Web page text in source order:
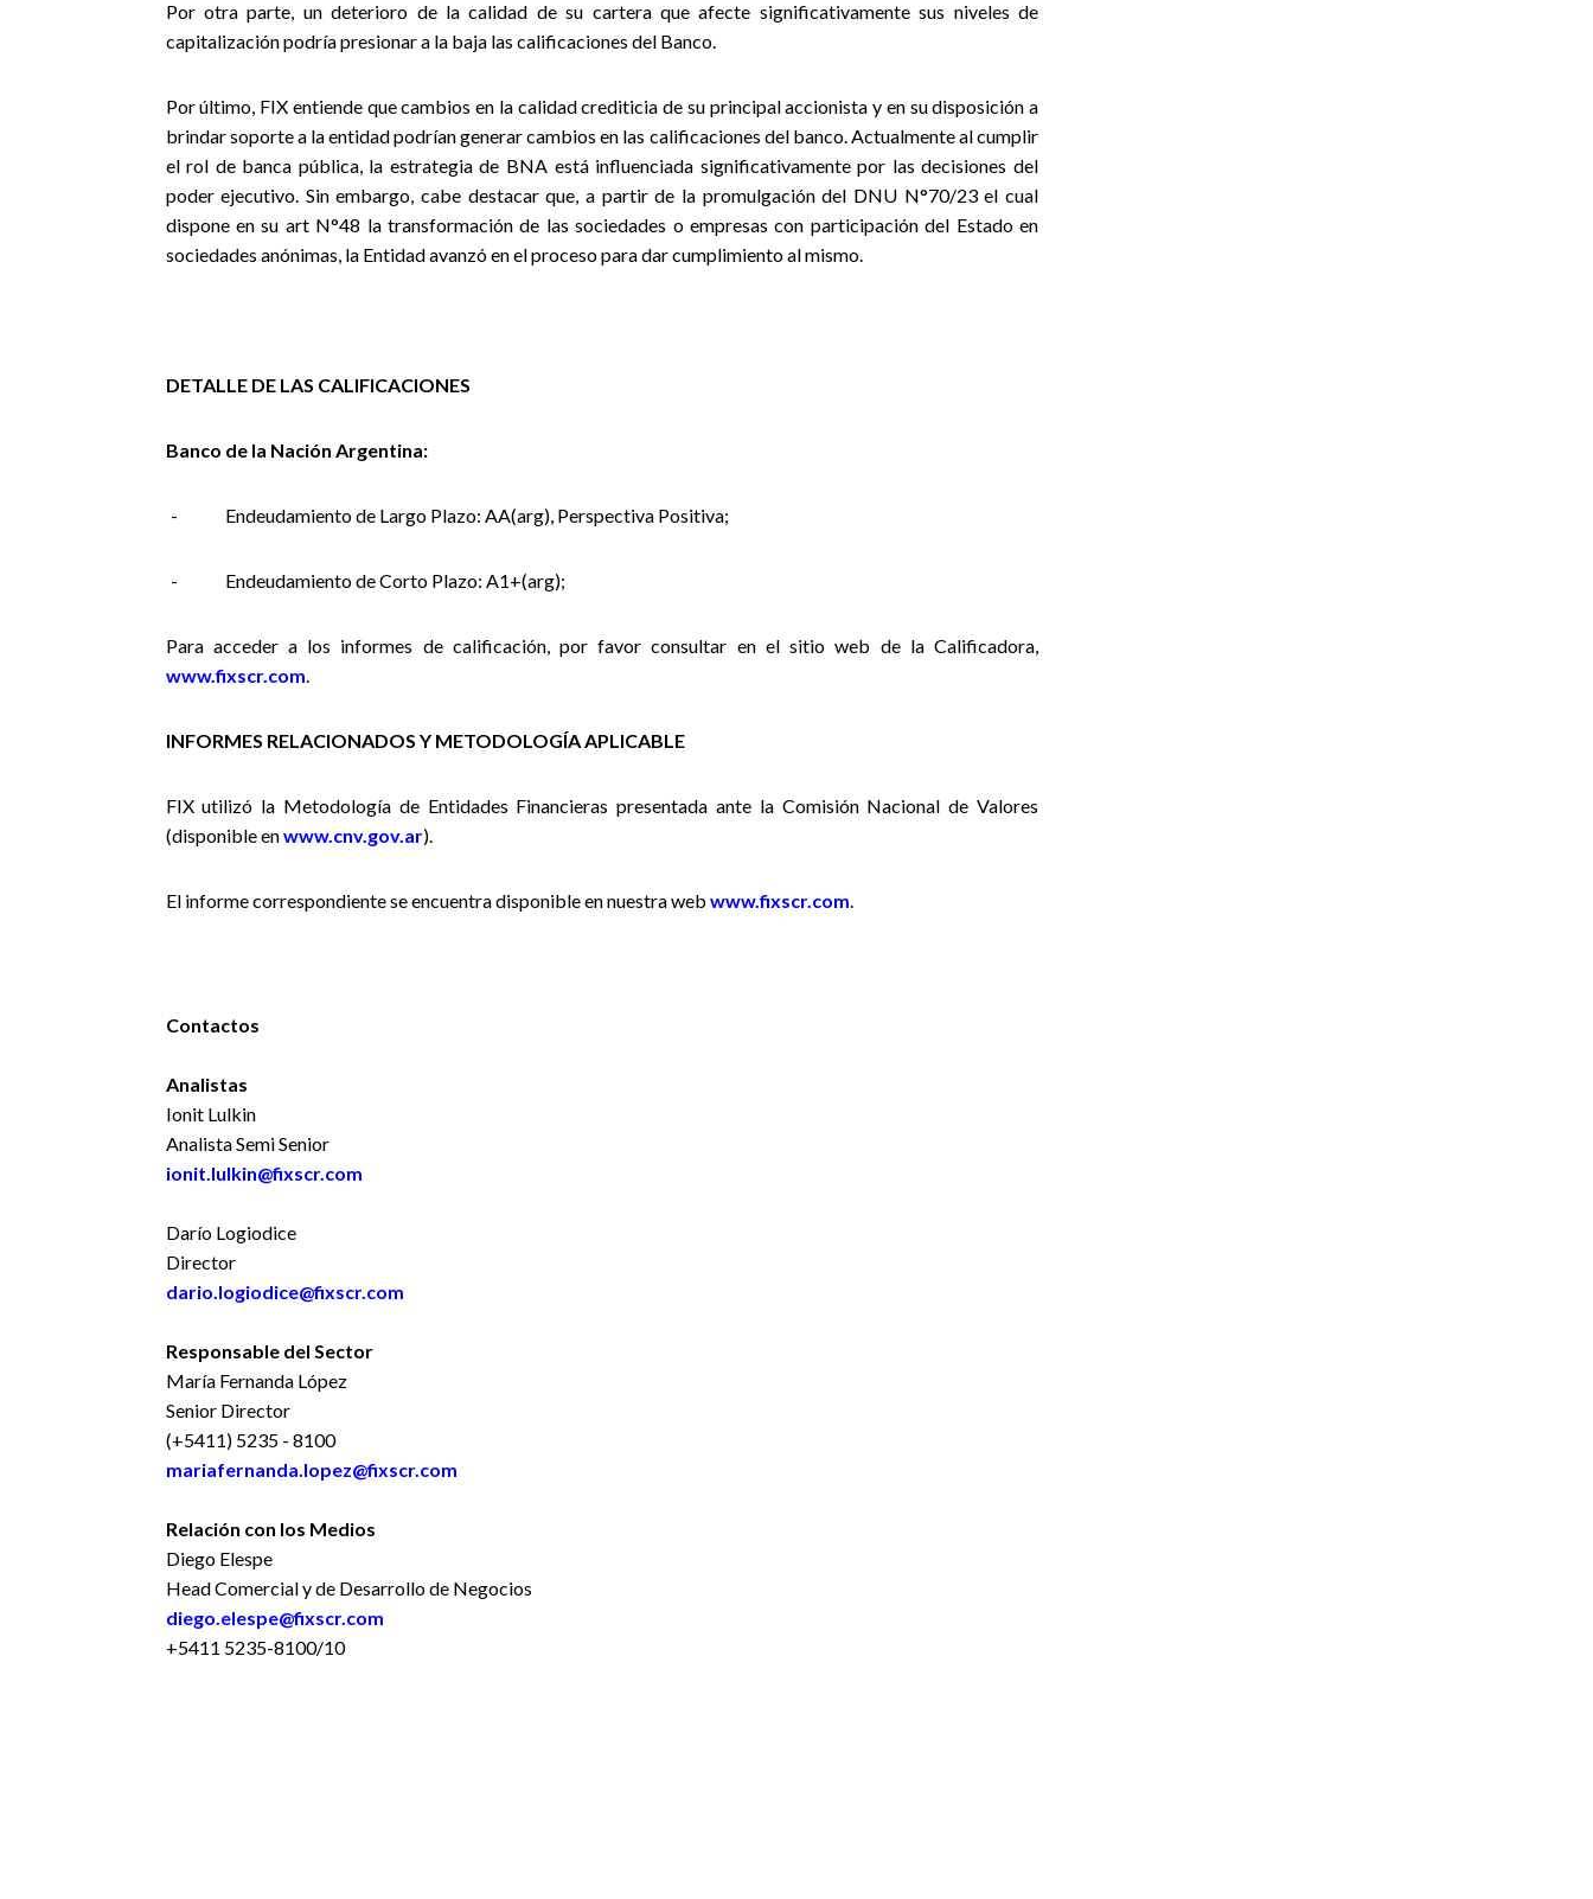
Por otra parte, un deterioro de la calidad de su cartera que afecte significativamente sus niveles de
capitalización podría presionar a la baja las calificaciones del Banco.
Por último, FIX entiende que cambios en la calidad crediticia de su principal accionista y en su disposición a
brindar soporte a la entidad podrían generar cambios en las calificaciones del banco. Actualmente al cumplir
el rol de banca pública, la estrategia de BNA está influenciada significativamente por las decisiones del
poder ejecutivo. Sin embargo, cabe destacar que, a partir de la promulgación del DNU N°70/23 el cual
dispone en su art N°48 la transformación de las sociedades o empresas con participación del Estado en
sociedades anónimas, la Entidad avanzó en el proceso para dar cumplimiento al mismo.
DETALLE DE LAS CALIFICACIONES
Banco de la Nación Argentina:
- Endeudamiento de Largo Plazo: AA(arg), Perspectiva Positiva;
- Endeudamiento de Corto Plazo: A1+(arg);
Para acceder a los informes de calificación, por favor consultar en el sitio web de la Calificadora,
www.fixscr.com.
INFORMES RELACIONADOS Y METODOLOGÍA APLICABLE
FIX utilizó la Metodología de Entidades Financieras presentada ante la Comisión Nacional de Valores
(disponible enwww.cnv.gov.ar).
El informe correspondiente se encuentra disponible en nuestra web www.fixscr.com.
Contactos
Analistas
Ionit Lulkin
Analista Semi Senior
ionit.lulkin@fixscr.com
Darío Logiodice
Director
dario.logiodice@fixscr.com
Responsable del Sector
María Fernanda López
Senior Director
(+5411) 5235 - 8100
mariafernanda.lopez@fixscr.com
Relación con los Medios
Diego Elespe
Head Comercial y de Desarrollo de Negocios
diego.elespe@fixscr.com
+5411 5235-8100/10